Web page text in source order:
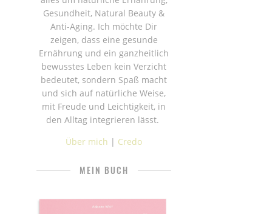
Gesundheit, Natural Beauty &
Anti-Aging. Ich möchte Dir
zeigen, dass eine gesunde
Ernährung und ein ganzheitlich
bewusstes Leben kein Verzicht
bedeutet, sondern Spaß macht
und sich auf natürliche Weise,
mit Freude und Leichtigkeit, in
den Alltag integrieren lässt.
Über mich | Credo
MEIN BUCH